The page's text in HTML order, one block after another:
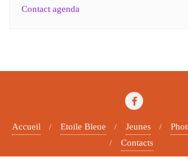
Contact agenda
Accueil Etoile Bleue Jeunes
Contacts